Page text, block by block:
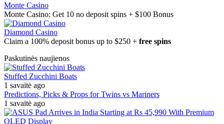
Monte Casino
Monte Casino: Get 10 no deposit spins + $100 Bonus
Diamond Casino
Claim a 100% deposit bonus up to $250 + free spins
Paskutinės naujienos
Stuffed Zucchini Boats
1 savaitė ago
Predictions, Picks & Props for Twins vs Mariners
1 savaitė ago